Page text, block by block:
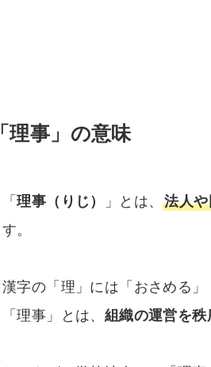
「理事」の意味
「理事（りじ） 」とは、法人
す。
漢字の「理」には「おさめる
「理事」とは、 組織の運営を